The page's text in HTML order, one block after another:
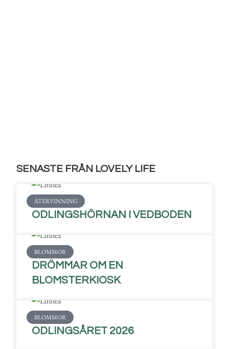
SENASTE FRÅN LOVELY LIFE
ÅTERVINNING
ODLINGSHÖRNAN I VEDBODEN
BLOMMOR
DRÖMMAR OM EN
BLOMSTERKIOSK
BLOMMOR
ODLINGSÅRET 2026